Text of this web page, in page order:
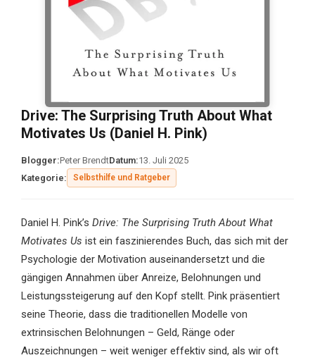
Drive: The Surprising Truth About What
Motivates Us (Daniel H. Pink)
Blogger:Peter BrendtDatum:13. Juli 2025
Kategorie:
Selbsthilfe und Ratgeber
Daniel H. Pink’s Drive: The Surprising Truth About What
Motivates Us ist ein faszinierendes Buch, das sich mit der
Psychologie der Motivation auseinandersetzt und die
gängigen Annahmen über Anreize, Belohnungen und
Leistungssteigerung auf den Kopf stellt. Pink präsentiert
seine Theorie, dass die traditionellen Modelle von
extrinsischen Belohnungen – Geld, Ränge oder
Auszeichnungen – weit weniger effektiv sind, als wir oft